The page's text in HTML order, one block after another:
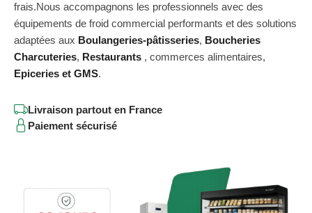
frais.Nous accompagnons les professionnels avec des
équipements de froid commercial performants et des solutions
adaptées aux Boulangeries-pâtisseries, Boucheries
Charcuteries, Restaurants , commerces alimentaires,
Epiceries et GMS.
Livraison partout en France
Paiement sécurisé